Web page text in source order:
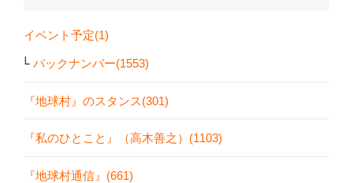
イベント予定(1)
バックナンバー(1553)
『地球村』のスタンス(301)
『私のひとこと』（高木善之）(1103)
『地球村通信』(661)